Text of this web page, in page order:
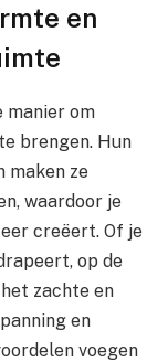
en
manier om
brengen. Hun
maken ze
waardoor je
creëert. Of je
op de
zachte en
en
voegen